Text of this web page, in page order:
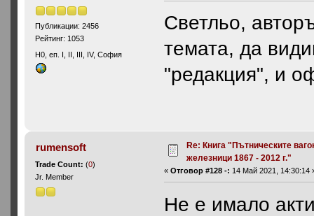
Публикации: 2456
Рейтинг: 1053
H0, еп. I, II, III, IV, София
Светльо,
темата, да
"редакция", и
rumensoft
Trade Count:(0)
Jr. Member
Re: Книга "Пътническите
железници 1867 - 2012 г."
«Отговор #128 -: 14 Май 2021, 14:30:14
Не е имало